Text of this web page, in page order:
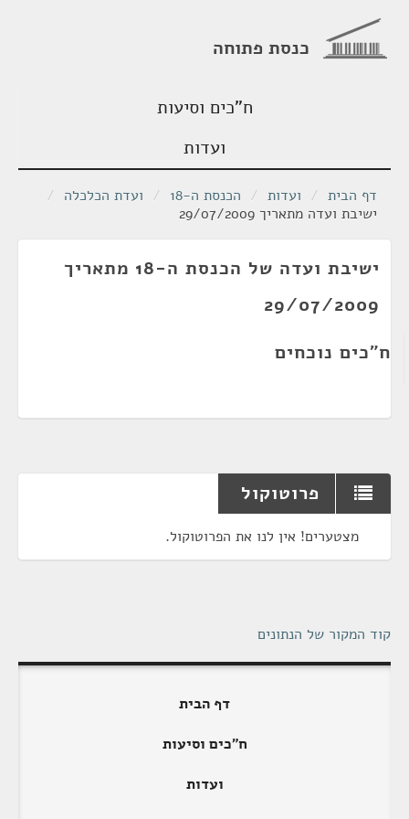
כנסת פתוחה
ח"כים וסיעות
ועדות
דף הבית / ועדות / הכנסת ה-18 / ועדת הכלכלה /
ישיבת ועדה מתאריך 29/07/2009
ישיבת ועדה של הכנסת ה-18 מתאריך
29/07/2009
ח"כים נוכחים
פרוטוקול
מצטערים! אין לנו את הפרוטוקול.
קוד המקור של הנתונים
דף הבית
ח"כים וסיעות
ועדות